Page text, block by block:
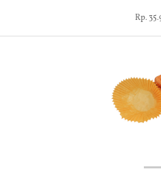
Rp.